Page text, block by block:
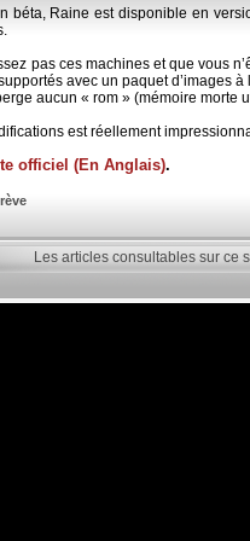
béta, Raine est disponible en
pas ces machines et que vous
avec un paquet d’images à
aucun « rom » (mémoire morte
est réellement
officiel (En Anglais).
Les articles consultables sur ce